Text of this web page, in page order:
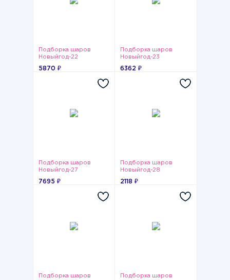
Подборка шаров
Новыйгод-22
5870 ₽
Подборка шаров
Новыйгод-23
6362 ₽
Подборка шаров
Новыйгод-27
7695 ₽
Подборка шаров
Новыйгод-28
2118 ₽
Подборка шаров
Подборка шаров